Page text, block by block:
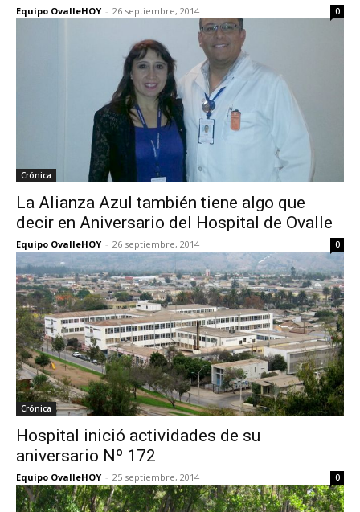
Equipo OvalleHOY - 26 septiembre, 2014 0
Crónica
La Alianza Azul también tiene algo que
decir en Aniversario del Hospital de Ovalle
Equipo OvalleHOY - 26 septiembre, 2014 0
Crónica
Hospital inició actividades de su
aniversario Nº 172
Equipo OvalleHOY - 25 septiembre, 2014 0